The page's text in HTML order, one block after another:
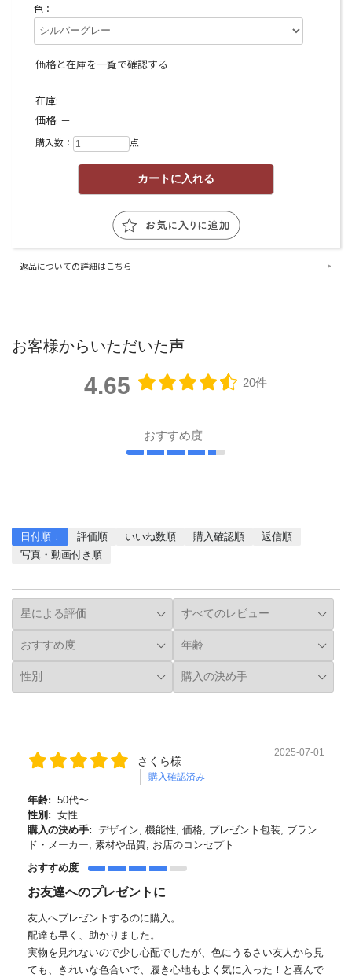
色：
価格と在庫を一覧で確認する
在庫: －
価格: －
購入数： 点
返品についての詳細はこちら
お客様からいただいた声
4.65 20件
おすすめ度
日付順 ↓ 評価順 いいね数順 購入確認順
返信順
写真・動画付き順
さくら様
購入確認済み
2025-07-01
年齢: 50代〜
性別: 女性
購入の決め手: デザイン, 機能性, 価格, プレゼント包装, ブラン
ド・メーカー, 素材や品質, お店のコンセプト
おすすめ度
お友達へのプレゼントに
友人へプレゼントするのに購入。
配達も早く、助かりました。
実物を見れないので少し心配でしたが、色にうるさい友人から見
ても、きれいな色合いで、履き心地もよく気に入った！と喜んで